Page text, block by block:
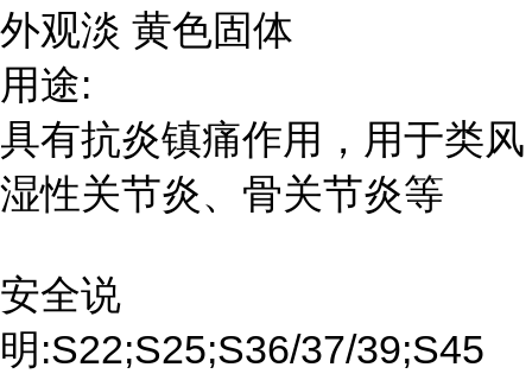
外观淡 黄色固体
用途:
具有抗炎镇痛作用，用于类风
湿性关节炎、骨关节炎等
安全说
明:S22;S25;S36/37/39;S45